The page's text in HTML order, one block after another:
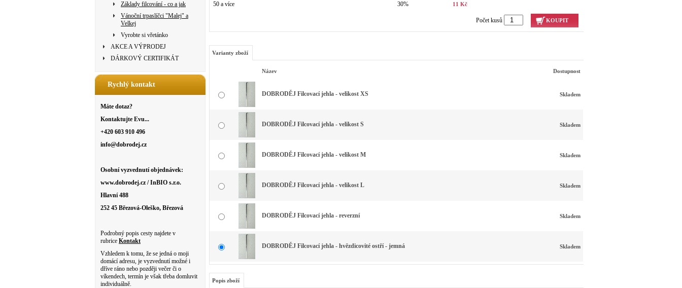
Základy filcování - co a jak
Vánoční trpaslíčci "Malej" a
Velkej
Vyrobte si vřetánko
AKCE A VÝPRODEJ
DÁRKOVÝ CERTIFIKÁT
Rychlý kontakt
Máte dotaz?
Kontaktujte Evu...
+420 603 910 496
info@dobrodej.cz
Osobní vyzvednutí objednávek:
www.dobrodej.cz / InBIO s.r.o.
Hlavní 488
252 45 Březová-Oleško, Březová
Podrobný popis cesty najdete v
rubrice Kontakt
Vzhledem k tomu, že se jedná o moji
domácí adresu, je vyzvednutí možné i
dříve ráno nebo později večer či o
víkendech, termín je však třeba domluvit
individuálně.
50 a více 30% 11 Kč
Počet kusů KOUPIT
Varianty zboží
Název Dostupnost
DOBRODĚJ Filcovací jehla - velikost XS Skladem
DOBRODĚJ Filcovací jehla - velikost S Skladem
DOBRODĚJ Filcovací jehla - velikost M Skladem
DOBRODĚJ Filcovací jehla - velikost L Skladem
DOBRODĚJ Filcovací jehla - reverzní Skladem
DOBRODĚJ Filcovací jehla - hvězdicovité ostří - jemná Skladem
Popis zboží